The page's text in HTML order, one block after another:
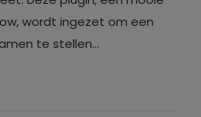
wordt ingezet om een
te stellen...